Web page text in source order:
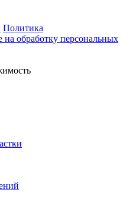
Политика
на обработку персональных